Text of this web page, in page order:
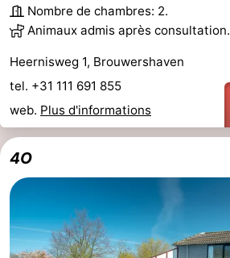
Nombre de chambres: 2.
Animaux admis après consultation.
Heernisweg 1, Brouwershaven
tel. +31 111 691 855
web. Plus d'informations
4O